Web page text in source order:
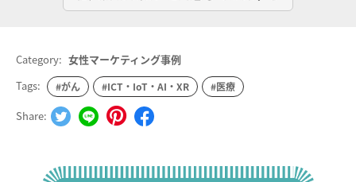
Category: 女性マーケティング事例
Tags:
#がん #ICT・IoT・AI・XR #医療
Share: